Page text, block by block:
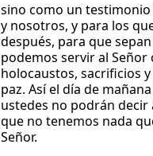
sino como un
y nosotros, y para los
después, para que
podemos servir al Señor
holocaustos, sacrificios
paz. Así el día de
ustedes no podrán decir
que no tenemos nada
Señor.